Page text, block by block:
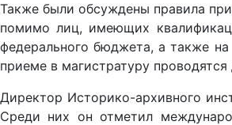
Также были обсуждены правила
помимо лиц, имеющих
федерального бюджета, а также
приеме в магистратуру
Директор Историко-архивного
Среди них он отметил